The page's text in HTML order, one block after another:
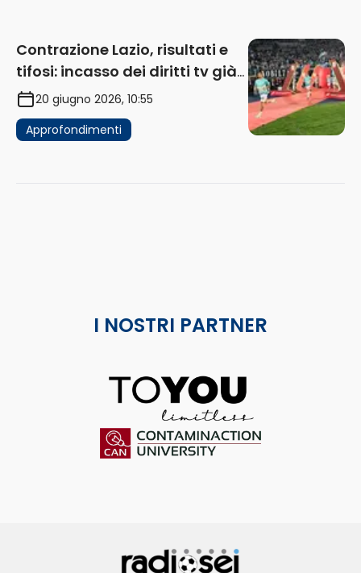
Contrazione Lazio, risultati e
tifosi: incasso dei diritti tv già
in flessione
20 giugno 2026, 10:55
Approfondimenti
I NOSTRI PARTNER
ToYou